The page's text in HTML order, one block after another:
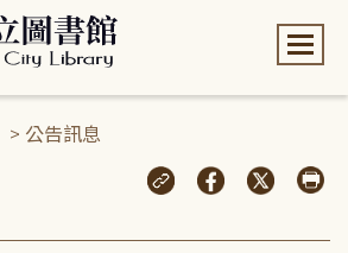
> 公告訊息